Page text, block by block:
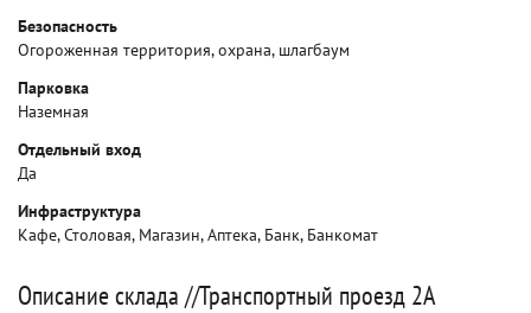
Безопасность
Огороженная территория, охрана, шлагбаум
Парковка
Наземная
Отдельный вход
Да
Инфраструктура
Кафе, Столовая, Магазин, Аптека, Банк, Банкомат
Описание склада //Транспортный проезд 2А